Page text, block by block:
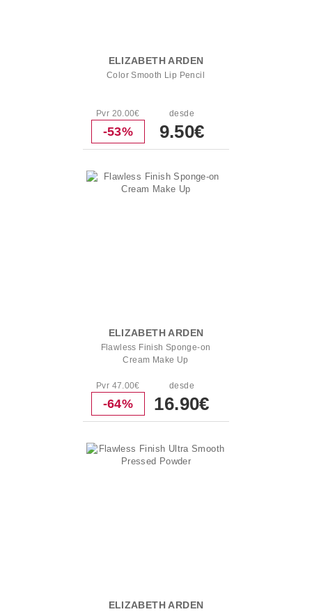
ELIZABETH ARDEN
Color Smooth Lip Pencil
Pvr 20.00€
-53%
desde
9.50€
ELIZABETH ARDEN
Flawless Finish Sponge-on
Cream Make Up
Pvr 47.00€
-64%
desde
16.90€
ELIZABETH ARDEN